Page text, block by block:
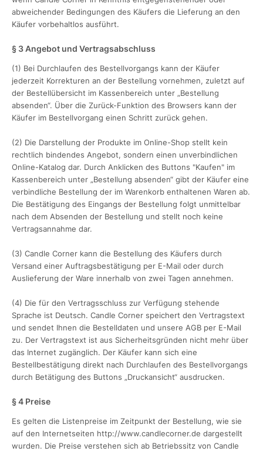
abweichender Bedingungen des Käufers die Lieferung an den
Käufer vorbehaltlos ausführt.
§ 3 Angebot und Vertragsabschluss
(1) Bei Durchlaufen des Bestellvorgangs kann der Käufer
jederzeit Korrekturen an der Bestellung vornehmen, zuletzt auf
der Bestellübersicht im Kassenbereich unter „Bestellung
absenden“. Über die Zurück-Funktion des Browsers kann der
Käufer im Bestellvorgang einen Schritt zurück gehen.
(2) Die Darstellung der Produkte im Online-Shop stellt kein
rechtlich bindendes Angebot, sondern einen unverbindlichen
Online-Katalog dar. Durch Anklicken des Buttons "Kaufen" im
Kassenbereich unter „Bestellung absenden“ gibt der Käufer eine
verbindliche Bestellung der im Warenkorb enthaltenen Waren ab.
Die Bestätigung des Eingangs der Bestellung folgt unmittelbar
nach dem Absenden der Bestellung und stellt noch keine
Vertragsannahme dar.
(3) Candle Corner kann die Bestellung des Käufers durch
Versand einer Auftragsbestätigung per E-Mail oder durch
Auslieferung der Ware innerhalb von zwei Tagen annehmen.
(4) Die für den Vertragsschluss zur Verfügung stehende
Sprache ist Deutsch. Candle Corner speichert den Vertragstext
und sendet Ihnen die Bestelldaten und unsere AGB per E-Mail
zu. Der Vertragstext ist aus Sicherheitsgründen nicht mehr über
das Internet zugänglich. Der Käufer kann sich eine
Bestellbestätigung direkt nach Durchlaufen des Bestellvorgangs
durch Betätigung des Buttons „Druckansicht“ ausdrucken.
§ 4 Preise
Es gelten die Listenpreise im Zeitpunkt der Bestellung, wie sie
auf den Internetseiten http://www.candlecorner.de dargestellt
wurden. Die Preise verstehen sich ab Betriebssitz von Candle